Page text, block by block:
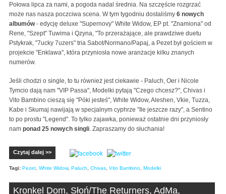
Połowa lipca za nami, a pogoda nadal średnia. Na szczęście rozgrzać
może nas nasza poczciwa scena. W tym tygodniu dostaliśmy 6 nowych
albumów- edycję deluxe "Supernovy" White Widow, EP pt. "Znamiona" od
Rene, "Szept" Tuwima i Qzyna, "To przerażające, ale prawdziwe duetu
Pstykrak, "7ucky 7uzers" tria Sabot/Normano/Papaj, a Pezet był gościem w
projekcie "Enklawa", która przyniosła nowe aranżacje kilku znanych
numerów.
Jeśli chodzi o single, to tu również jest ciekawie - Paluch, Oer i Nicole
Tymcio dają nam "VIP Passa", Modelki pytają "Czego chcesz?", Chivas i
Vito Bambino cieszą się "Póki jesteś", White Widow, Aleshen, Vkie, Tuzza,
Kabe i Skumaj nawijają w specjalnym cyphrze "Ile jeszcze razy", a Sentino
to po prostu "Legend". To tylko zajawka, ponieważ ostatnie dni przyniosły
nam ponad 25 nowych singli . Zapraszamy do słuchania!
Czytaj dalej >>
Tagi: Pezet White Widow, Paluch Chivas Vito Bambino Modelki
Kronkel Dom, Słoń/The Returners, AdMa,